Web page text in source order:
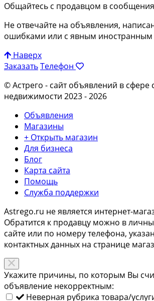
Общайтесь с продавцом в
Не отвечайте на объявления,
ошибками или с явным иностранным
Наверх
ЗаказатьТелефон
© Астрего - сайт объявлений в сфере
недвижимости 2023 - 2026
Объявления
Магазины
+ Открыть магазин
Для бизнеса
Блог
Карта сайта
Помощь
Служба поддержки
Astrego.ru не является интернет-
Обратится к продавцу можно в
сайте или по номеру телефона,
контактных данных на странице
Укажите причины, по которым Вы
объявление некорректным:
Неверная рубрика товара/